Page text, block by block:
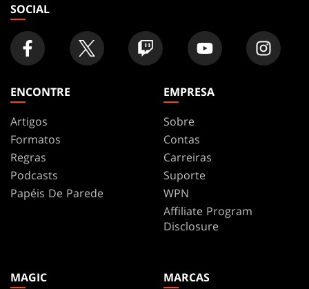
SOCIAL
ENCONTRE
Artigos
Formatos
Regras
Podcasts
Papéis De Parede
EMPRESA
Sobre
Contas
Carreiras
Suporte
WPN
Affiliate Program
Disclosure
MAGIC
MARCAS